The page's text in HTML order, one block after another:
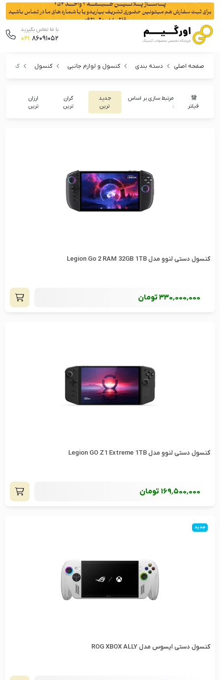
با ما تماس بگیرید
021 86091052
صفحه اصلی دسته بندی کنسول و لوازم جانبی کنسول کنسول
فیلتر
مرتبط سازی بر اساس
:
جدید
ترین
گران
ترین
ارزان
ترین
کنسول دستی لنوو مدل Legion Go 2 RAM 32GB 1TB
330٬000٬000تومان
کنسول دستی لنوو مدل Legion GO Z1 Extreme 1TB
169٬500٬000 تومان
جدید
کنسول دستی ایسوس مدل ROG XBOX ALLY